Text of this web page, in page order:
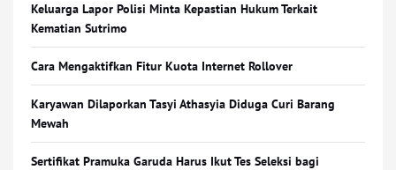
Keluarga Lapor Polisi Minta Kepastian Hukum Terkait
Kematian Sutrimo
Cara Mengaktifkan Fitur Kuota Internet Rollover
Karyawan Dilaporkan Tasyi Athasyia Diduga Curi Barang
Mewah
Sertifikat Pramuka Garuda Harus Ikut Tes Seleksi bagi